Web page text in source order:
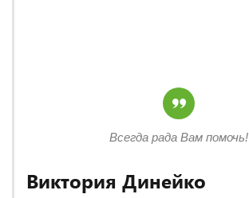
Виктория Динейко
Всегда рада Вам помочь!